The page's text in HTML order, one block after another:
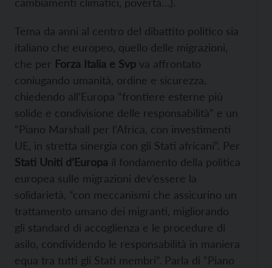
Tema da anni al centro del dibattito politico sia
italiano che europeo, quello delle migrazioni,
che per Forza Italia e Svp va affrontato
coniugando umanità, ordine e sicurezza,
chiedendo all’Europa “frontiere esterne più
solide e condivisione delle responsabilità” e un
“Piano Marshall per l’Africa, con investimenti
UE, in stretta sinergia con gli Stati africani”. Per
Stati Uniti d’Europa il fondamento della politica
europea sulle migrazioni dev’essere la
solidarietà, “con meccanismi che assicurino un
trattamento umano dei migranti, migliorando
gli standard di accoglienza e le procedure di
asilo, condividendo le responsabilità in maniera
equa tra tutti gli Stati membri”. Parla di “Piano